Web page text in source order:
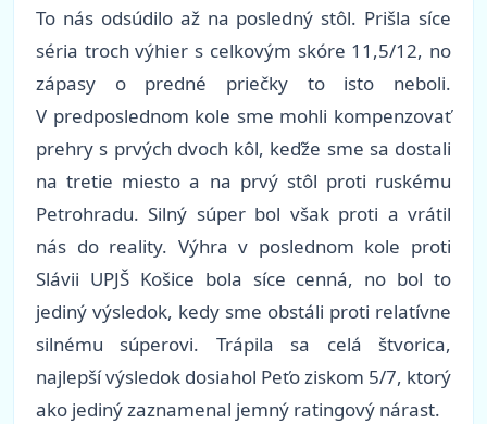
To nás odsúdilo až na posledný stôl. Prišla síce
séria troch výhier s celkovým skóre 11,5/12, no
zápasy o predné priečky to isto neboli.
V predposlednom kole sme mohli kompenzovať
prehry s prvých dvoch kôl, keďže sme sa dostali
na tretie miesto a na prvý stôl proti ruskému
Petrohradu. Silný súper bol však proti a vrátil
nás do reality. Výhra v poslednom kole proti
Slávii UPJŠ Košice bola síce cenná, no bol to
jediný výsledok, kedy sme obstáli proti relatívne
silnému súperovi. Trápila sa celá štvorica,
najlepší výsledok dosiahol Peťo ziskom 5/7, ktorý
ako jediný zaznamenal jemný ratingový nárast.